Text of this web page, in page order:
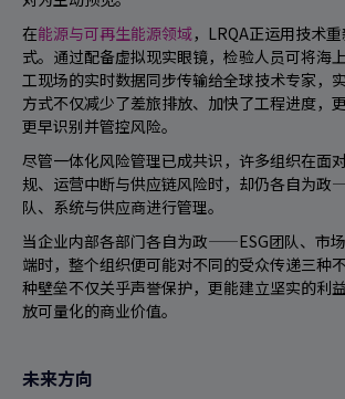
在能源与可再生能源领域，LRQA正运用技术
式。通过配备虚拟现实眼镜，检验人员可将海
工现场的实时数据同步传输给全球技术专家，
方式不仅减少了差旅排放、加快了工程进度，
更早识别并管控风险。
尽管一体化风险管理已成共识，许多组织在面
规、运营中断与供应链风险时，却仍各自为
队、系统与供应商进行管理。
当企业内部各部门各自为政——ESG团队、市
端时，整个组织便可能对不同的受众传递三种
种壁垒不仅关乎声誉保护，更能建立坚实的利
放可量化的商业价值。
未来方向